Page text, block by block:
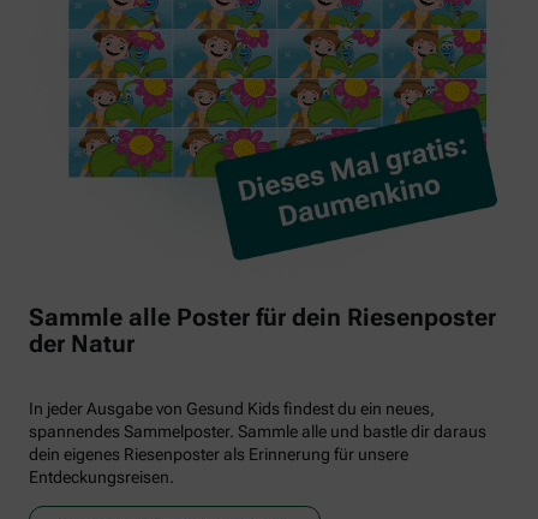
Sammle alle Poster für dein Riesenposter
der Natur
In jeder Ausgabe von Gesund Kids findest du ein neues,
spannendes Sammelposter. Sammle alle und bastle dir daraus
dein eigenes Riesenposter als Erinnerung für unsere
Entdeckungsreisen.